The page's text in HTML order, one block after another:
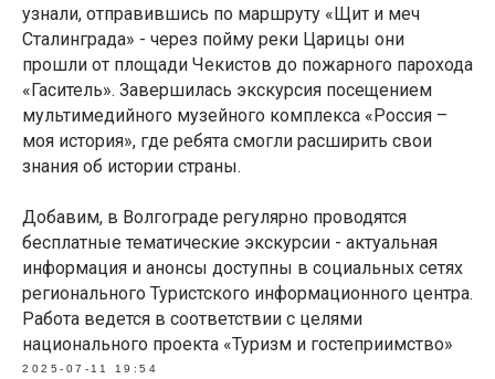
узнали, отправившись по маршруту «Щит и меч
Сталинграда» - через пойму реки Царицы они
прошли от площади Чекистов до пожарного парохода
«Гаситель». Завершилась экскурсия посещением
мультимедийного музейного комплекса «Россия –
моя история», где ребята смогли расширить свои
знания об истории страны.
Добавим, в Волгограде регулярно проводятся
бесплатные тематические экскурсии - актуальная
информация и анонсы доступны в социальных сетях
регионального Туристского информационного центра.
Работа ведется в соответствии с целями
национального проекта «Туризм и гостеприимство»
2025-07-11 19:54